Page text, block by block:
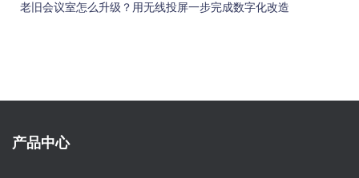
老旧会议室怎么升级？用无线投屏一步完成数字化改造
产品中心